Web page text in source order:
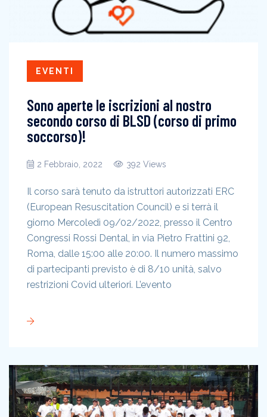
EVENTI
Sono aperte le iscrizioni al nostro
secondo corso di BLSD (corso di primo
soccorso)!
2 Febbraio, 2022 392 Views
Il corso sarà tenuto da istruttori autorizzati ERC
(European Resuscitation Council) e si terrà il
giorno Mercoledì 09/02/2022, presso il Centro
Congressi Rossi Dental, in via Pietro Frattini 92,
Roma, dalle 15:00 alle 20:00. Il numero massimo
di partecipanti previsto è di 8/10 unità, salvo
restrizioni Covid ulteriori. L’evento